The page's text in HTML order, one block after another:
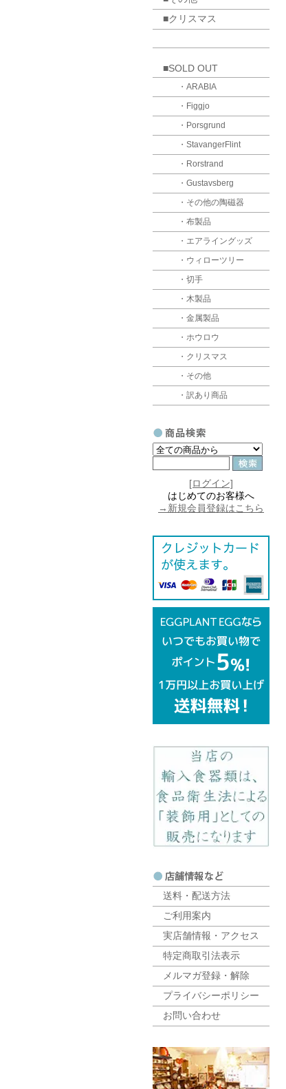
■クリスマス
■SOLD OUT
・ARABIA
・Figgjo
・Porsgrund
・StavangerFlint
・Rorstrand
・Gustavsberg
・その他の陶磁器
・布製品
・エアライングッズ
・ウィローツリー
・切手
・木製品
・金属製品
・ホウロウ
・クリスマス
・その他
・訳あり商品
[ログイン]
はじめてのお客様へ
→新規会員登録はこちら
送料・配送方法
ご利用案内
実店舗情報・アクセス
特定商取引法表示
メルマガ登録・解除
プライバシーポリシー
お問い合わせ